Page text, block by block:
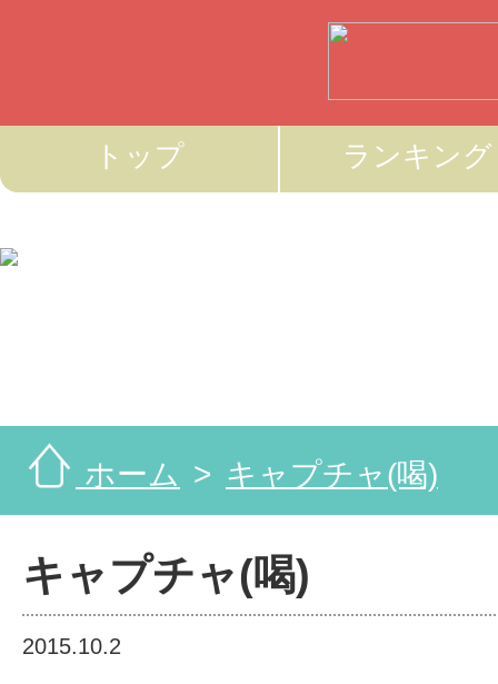
トップ ランキング
ホーム キャプチャ(喝)
キャプチャ(喝)
2015.10.2